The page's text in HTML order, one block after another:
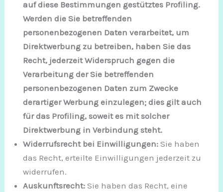
auf diese Bestimmungen gestütztes Profiling.
Werden die Sie betreffenden
personenbezogenen Daten verarbeitet, um
Direktwerbung zu betreiben, haben Sie das
Recht, jederzeit Widerspruch gegen die
Verarbeitung der Sie betreffenden
personenbezogenen Daten zum Zwecke
derartiger Werbung einzulegen; dies gilt auch
für das Profiling, soweit es mit solcher
Direktwerbung in Verbindung steht.
Widerrufsrecht bei Einwilligungen: Sie haben
das Recht, erteilte Einwilligungen jederzeit zu
widerrufen.
Auskunftsrecht: Sie haben das Recht, eine